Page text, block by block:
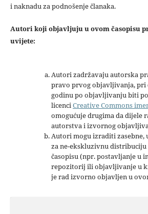
i naknadu za podnošenje članaka.
Autori koji objavljuju u ovom časopisu
uvijete:
Autori zadržavaju autorska
pravo prvog objavljivanja, pri
godinu po objavljivanju biti
licenciCreative Commons
omogućuje drugima da dijele
autorstva i izvornog
Autori mogu izraditi zasebne,
za ne-ekskluzivnu
časopisu (npr. postavljanje u
repozitorij ili objavljivanje u
je rad izvorno objavljen u